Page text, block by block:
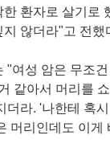
환자로 살기로
않더라"고 전했
여성 암은 무조
같아서 머리를
라. '나한테 혹
머리인데도 이